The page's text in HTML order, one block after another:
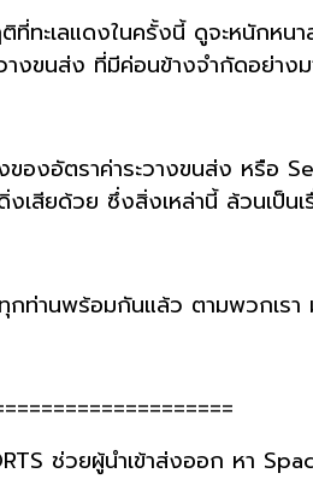
ที่ทะเลแดงในครั้งนี้ ดูจะหนักหน
งขนส่ง ที่มีค่อนข้างจำกัดอย่างม
งของอัตราค่าระวางขนส่ง หรือ
งเสียด้วย ซึ่งสิ่งเหล่านี้ ล้วนเป็
กท่านพร้อมกันแล้ว ตามพวกเรา
ช่วยผู้นำเข้าส่งออก หา